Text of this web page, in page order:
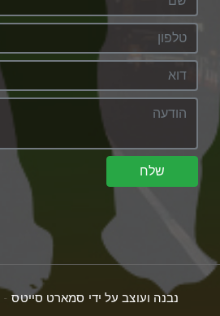
שלח
נבנה ועוצב על ידי סמארט סייטס -